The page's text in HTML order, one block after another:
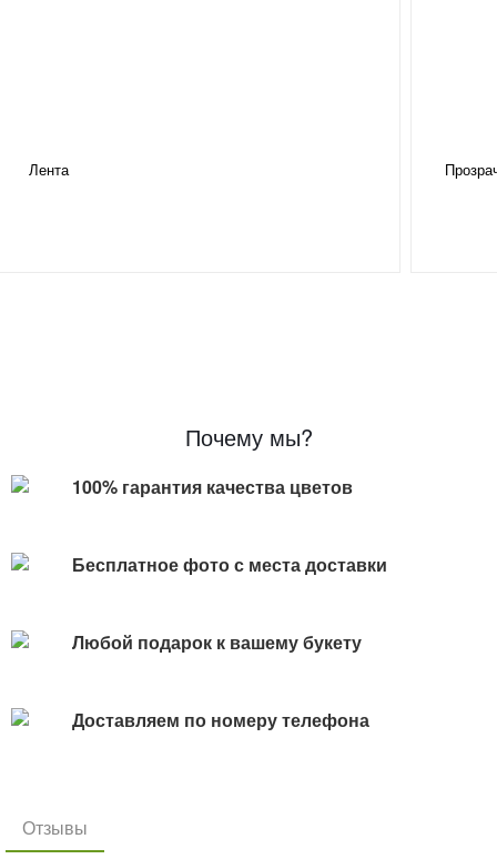
Лента
Почему мы?
100% гарантия качества цветов
Бесплатное фото с места доставки
Любой подарок к вашему букету
Доставляем по номеру телефона
Отзывы